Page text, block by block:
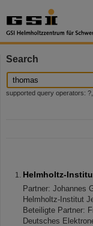
Search
supported query operators:
Helmholtz-
Partner: Johannes
Helmholtz-Institut
Beteiligte Partner:
Deutsches